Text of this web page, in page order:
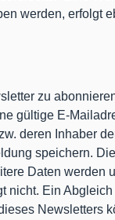
werden, erfolgt
zu
gültige E-
deren Inhaber
speichern.
Daten
Ein